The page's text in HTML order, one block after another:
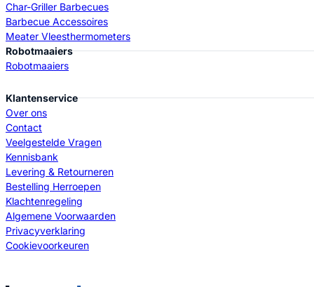
Char-Griller Barbecues
Barbecue Accessoires
Meater Vleesthermometers
Robotmaaiers
Robotmaaiers
Klantenservice
Over ons
Contact
Veelgestelde Vragen
Kennisbank
Levering & Retourneren
Bestelling Herroepen
Klachtenregeling
Algemene Voorwaarden
Privacyverklaring
Cookievoorkeuren